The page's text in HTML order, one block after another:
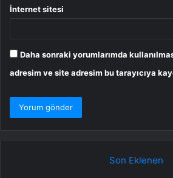
İnternet sitesi
Daha sonraki yorumlarımda
adresim ve site adresim bu tarayıcıya
Son Eklenen